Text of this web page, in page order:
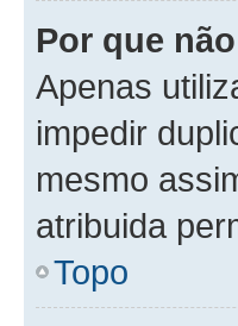
Por que
Apenas
impedir
mesmo
atribuida
Topo